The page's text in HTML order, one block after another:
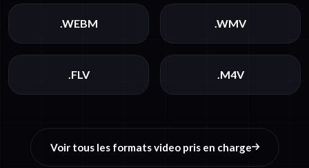
.WEBM .WMV
.FLV .M4V
Voir tous les formats video pris en charge